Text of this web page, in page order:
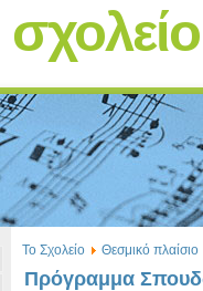
Το Σχολείο Θεσμικό πλαίσιο
Πρόγραμμα